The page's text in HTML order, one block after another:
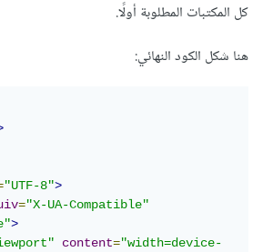
كل المكتبات المطلوبة أولًا.
هنا شكل الكود النهائي:
>
="UTF-8">
="X-UA-Compatible"
>
content="width=device-